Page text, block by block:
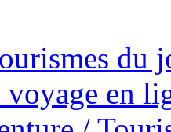
du
voyage en